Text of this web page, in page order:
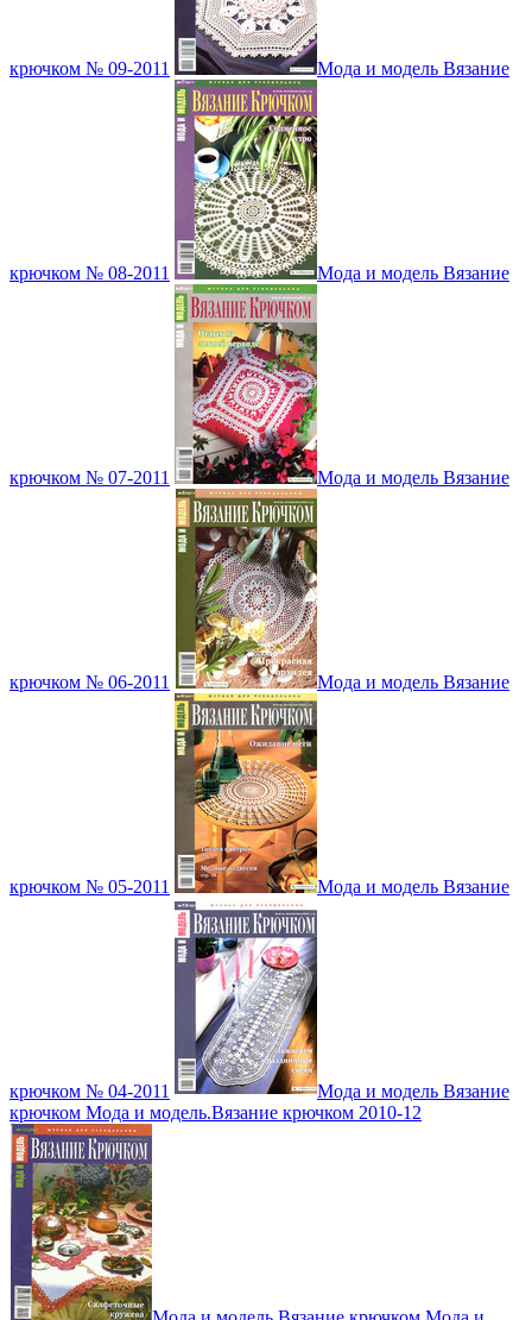
крючком № 09-2011 Мода и модель Вязание
крючком № 08-2011 Мода и модель Вязание
крючком № 07-2011 Мода и модель Вязание
крючком № 06-2011 Мода и модель Вязание
крючком № 05-2011 Мода и модель Вязание
крючком № 04-2011
Мода и модель Вязание
крючком Мода и модель.Вязание крючком 2010-12